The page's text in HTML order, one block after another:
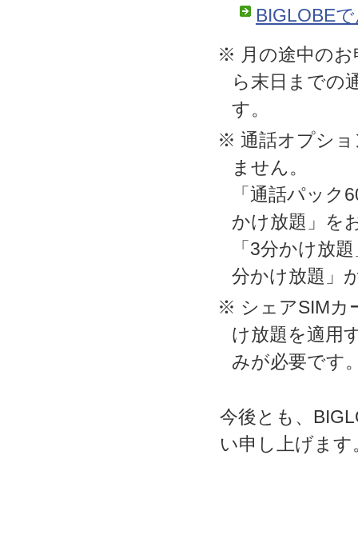
BIGLOBE
※ 月の途中のお
ら末日までの
す。
※ 通話オプショ
ません。
「通話パッ
かけ放題」を
「3分かけ放
分かけ放題」
※ シェアSIMカ
け放題を適用
みが必要です
今後とも、
い申し上げます